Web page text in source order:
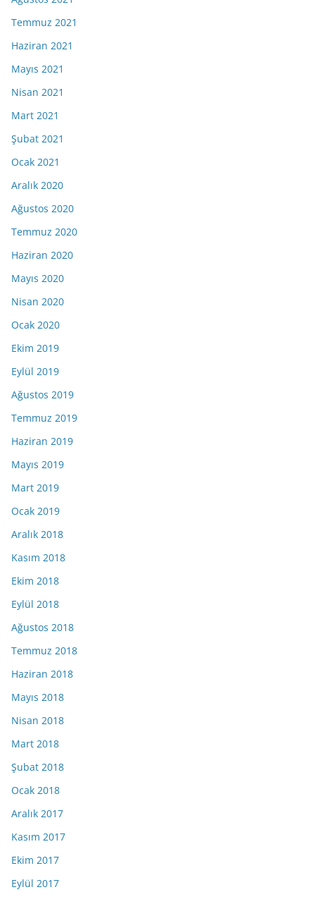
Temmuz 2021
Haziran 2021
Mayıs 2021
Nisan 2021
Mart 2021
Şubat 2021
Ocak 2021
Aralık 2020
Ağustos 2020
Temmuz 2020
Haziran 2020
Mayıs 2020
Nisan 2020
Ocak 2020
Ekim 2019
Eylül 2019
Ağustos 2019
Temmuz 2019
Haziran 2019
Mayıs 2019
Mart 2019
Ocak 2019
Aralık 2018
Kasım 2018
Ekim 2018
Eylül 2018
Ağustos 2018
Temmuz 2018
Haziran 2018
Mayıs 2018
Nisan 2018
Mart 2018
Şubat 2018
Ocak 2018
Aralık 2017
Kasım 2017
Ekim 2017
Eylül 2017